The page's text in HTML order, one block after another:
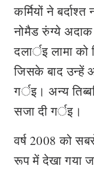
कर्मियों ने
नोमैड रुंग्ये
दलार्इ लामा को
जिसके बाद उन्हें
गर्इ। अन्य
सजा दी गर्इ।
वर्ष 2008 को
रूप में देखा गया